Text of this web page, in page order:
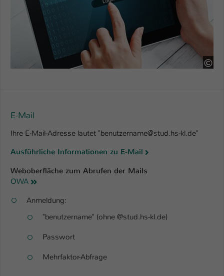
E-Mail
Ihre E-Mail-Adresse lautet "benutzername@stud.hs-kl.de"
Ausführliche Informationen zu E-Mail
Weboberfläche zum Abrufen der Mails
OWA
Anmeldung:
"benutzername" (ohne @stud.hs-kl.de)
Passwort
Mehrfaktor-Abfrage
Name be_typo_user
Anbieter TYPO3
Laufzeit 1 Tag